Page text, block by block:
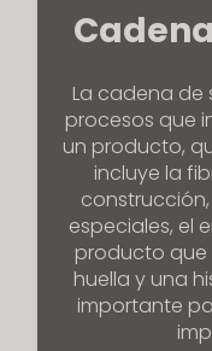
La cadena de
procesos que
un producto,
incluye la
especiales, el
producto que
huella y una
importante